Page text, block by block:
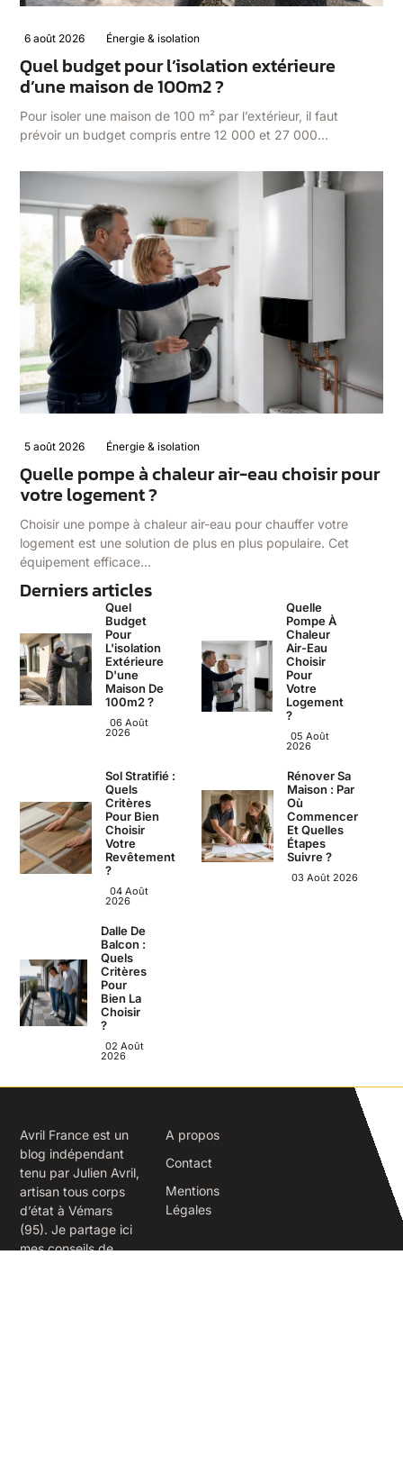
6 août 2026 Énergie & isolation
Quel budget pour l’isolation extérieure
d’une maison de 100m2 ?
Pour isoler une maison de 100 m² par l’extérieur, il faut
prévoir un budget compris entre 12 000 et 27 000…
5 août 2026 Énergie & isolation
Quelle pompe à chaleur air-eau choisir pour
votre logement ?
Choisir une pompe à chaleur air-eau pour chauffer votre
logement est une solution de plus en plus populaire. Cet
équipement efficace…
Derniers articles
Quel
Budget
Pour
L'isolation
Extérieure
D'une
Maison De
100m2 ?
06 Août
2026
Quelle
Pompe À
Chaleur
Air-Eau
Choisir
Pour
Votre
Logement
?
05 Août
2026
Sol Stratifié :
Quels
Critères
Pour Bien
Choisir
Votre
Revêtement
?
04 Août
2026
Rénover Sa
Maison : Par
Où
Commencer
Et Quelles
Étapes
Suivre ?
03 Août 2026
Dalle De
Balcon :
Quels
Critères
Pour
Bien La
Choisir
?
02 Août
2026
Avril France est un
blog indépendant
tenu par Julien Avril,
artisan tous corps
d’état à Vémars
(95). Je partage ici
mes conseils de
A propos
Contact
Mentions
Légales